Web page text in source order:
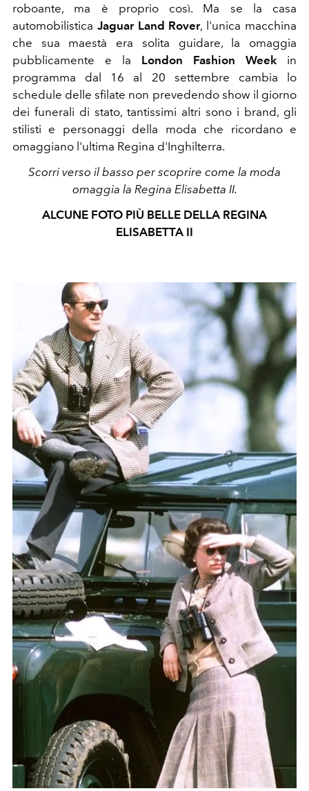
roboante, ma è proprio così. Ma se la casa
automobilistica Jaguar Land Rover, l'unica macchina
che sua maestà era solita guidare, la omaggia
pubblicamente e la London Fashion Week in
programma dal 16 al 20 settembre cambia lo
schedule delle sfilate non prevedendo show il giorno
dei funerali di stato, tantissimi altri sono i brand, gli
stilisti e personaggi della moda che ricordano e
omaggiano l'ultima Regina d'Inghilterra.
Scorri verso il basso per scoprire come la moda
omaggia la Regina Elisabetta II.
ALCUNE FOTO PIÙ BELLE DELLA REGINA
ELISABETTA II